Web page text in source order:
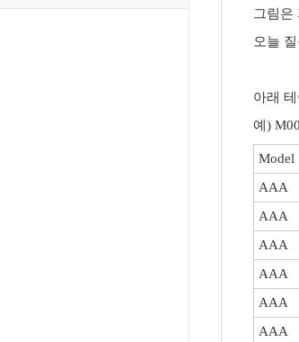
그림은
오늘
아래
예)
Model
AAA
AAA
AAA
AAA
AAA
AAA